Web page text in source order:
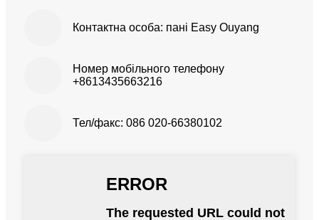
Контактна особа: пані Easy Ouyang
Номер мобільного телефону
+8613435663216
Тел/факс: 086 020-66380102